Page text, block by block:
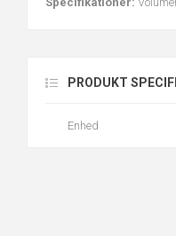
PRODUKT
Enhed